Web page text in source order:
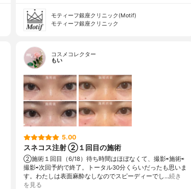
モティーフ銀座クリニック(Motif)
モティーフ銀座クリニック
コスメコレクター
もい
5.00
スネコス注射 ②１回目の施術
②施術１回目（6/18）待ち時間はほぼなくて、撮影⇨施術⇨
撮影⇨次回予約で終了。トータル30分くらいだったも思いま
す。わたしは表面麻酔なしなのでスピーディーでし…続き
を見る